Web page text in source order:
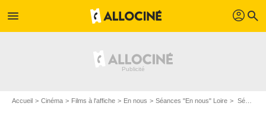
menu profil search
Accueil Cinéma Films à l'affiche En nous Séances "En nous" Loire Séances et horaires En nous à Saint-Étienne (42000)